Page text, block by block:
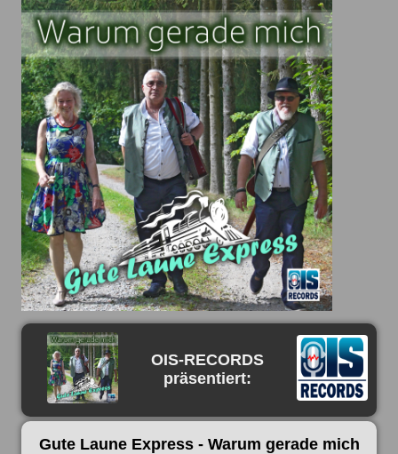
OIS-RECORDS
präsentiert:
Gute Laune Express - Warum gerade mich